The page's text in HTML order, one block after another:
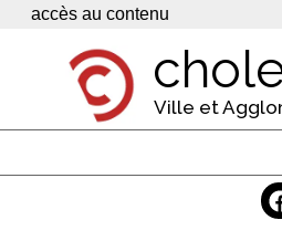
Panneau de gestion des cookies
accès au contenu
Ville et